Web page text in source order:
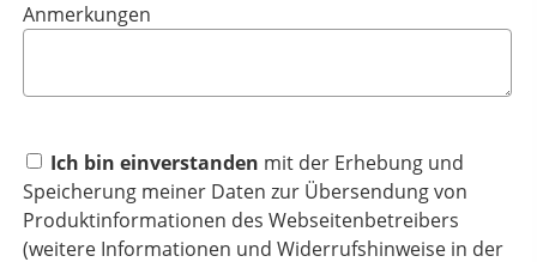
Anmerkungen
Ich bin einverstanden mit der Erhebung und
Speicherung meiner Daten zur Übersendung von
Produktinformationen des Webseitenbetreibers
(weitere Informationen und Widerrufshinweise in der